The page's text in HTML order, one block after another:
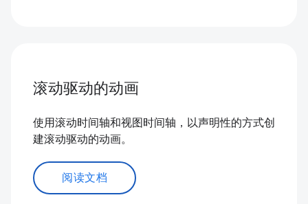
滚动驱动的动画
使用滚动时间轴和视图时间轴，以声明性的方式创
建滚动驱动的动画。
阅读文档